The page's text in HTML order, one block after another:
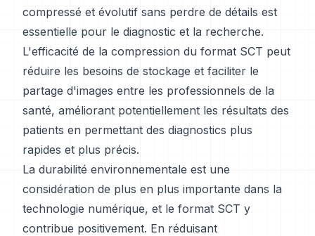
compressé et évolutif sans perdre de détails est
essentielle pour le diagnostic et la recherche.
L'efficacité de la compression du format SCT peut
réduire les besoins de stockage et faciliter le
partage d'images entre les professionnels de la
santé, améliorant potentiellement les résultats des
patients en permettant des diagnostics plus
rapides et plus précis.
La durabilité environnementale est une
considération de plus en plus importante dans la
technologie numérique, et le format SCT y
contribue positivement. En réduisant